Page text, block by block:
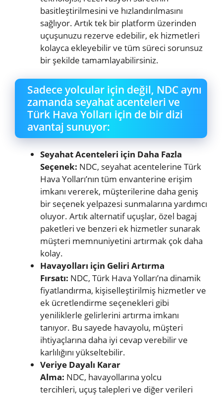
basitleştirilmesini ve hızlandırılmasını
sağlıyor. Artık tek bir platform üzerinden
uçuşunuzu rezerve edebilir, ek hizmetleri
kolayca ekleyebilir ve tüm süreci sorunsuz
bir şekilde tamamlayabilirsiniz.
Sadece yolcular için değil, NDC aynı
zamanda seyahat acenteleri ve
Türk Hava Yolları için de bir dizi
avantaj sunuyor:
Seyahat Acenteleri için Daha Fazla
Seçenek: NDC, seyahat acentelerine Türk
Hava Yolları’nın tüm envanterine erişim
imkanı vererek, müşterilerine daha geniş
bir seçenek yelpazesi sunmalarına yardımcı
oluyor. Artık alternatif uçuşlar, özel bagaj
paketleri ve benzeri ek hizmetler sunarak
müşteri memnuniyetini artırmak çok daha
kolay.
Havayolları için Geliri Artırma
Fırsatı: NDC, Türk Hava Yolları’na dinamik
fiyatlandırma, kişiselleştirilmiş hizmetler ve
ek ücretlendirme seçenekleri gibi
yeniliklerle gelirlerini artırma imkanı
tanıyor. Bu sayede havayolu, müşteri
ihtiyaçlarına daha iyi cevap verebilir ve
karlılığını yükseltebilir.
Veriye Dayalı Karar
Alma: NDC, havayollarına yolcu
tercihleri, uçuş talepleri ve diğer verileri